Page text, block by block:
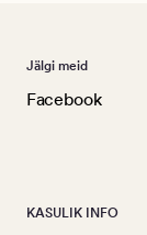
Jälgi meid
Facebook
KASULIK INFO